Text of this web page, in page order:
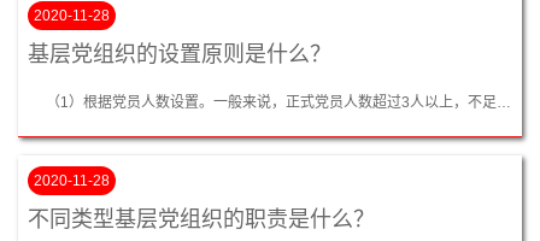
2020-11-28
基层党组织的设置原则是什么？
（1）根据党员人数设置。一般来说，正式党员人数超过3人以上，不足50人的基层单位，可成立党支部。其中，党员超过7人的可设立党的支部委员会，党员人数不足7名的，只设书记1名，必要时可设副书记一名；党员人数超过50人，不足100人的基层单位，可成立党的总支部委员会；党员人数超过100人的基层单位，可成立党的基层委员会。（2）根据工作需要设置。在特殊情况下，如果工作确实需要，党员人数又没有达到成立相...
2020-11-28
不同类型基层党组织的职责是什么？